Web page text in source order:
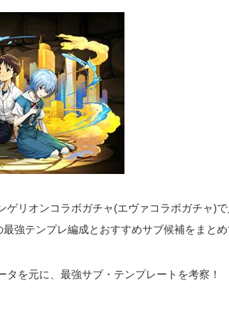
ゲリオンコラボガチャ(エヴァコラボガチャ)
強テンプレ編成とおすすめサブ候補をまとめ
タを元に、最強サブ・テンプレートを考察！